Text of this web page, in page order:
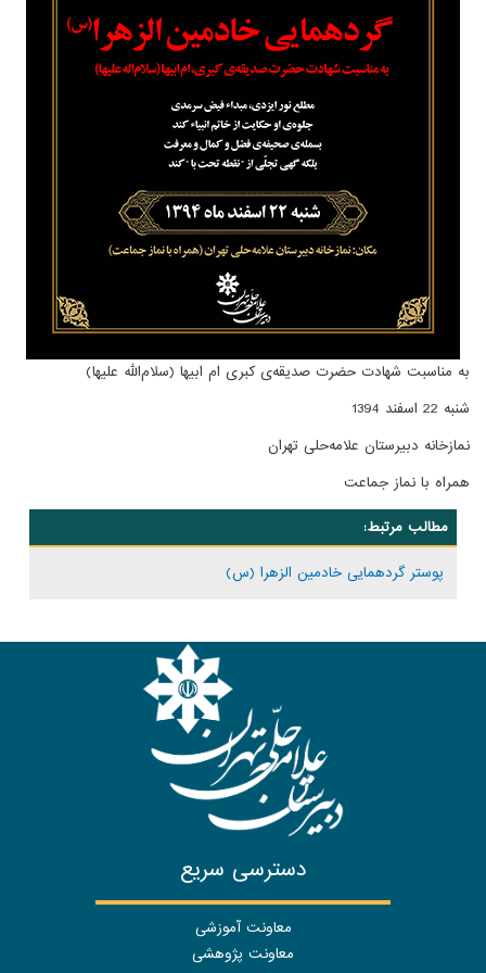
به مناسبت شهادت حضرت صدیقه‌ی کبری ام ابیها (سلام‌الله علیها)
شنبه 22 اسفند 1394
نمازخانه دبیرستان علامه‌حلی تهران
همراه با نماز جماعت
مطالب مرتبط:
پوستر گردهمایی خادمین الزهرا (س)
دسترسی سریع
معاونت آموزشی
معاونت پژوهشی